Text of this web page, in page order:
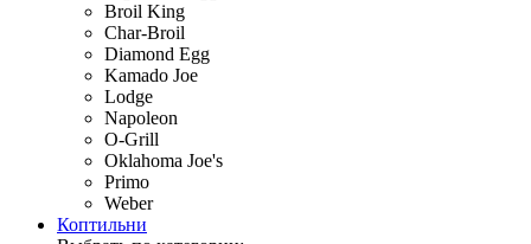
Broil King
Char-Broil
Diamond Egg
Kamado Joe
Lodge
Napoleon
O-Grill
Oklahoma Joe's
Primo
Weber
Коптильни